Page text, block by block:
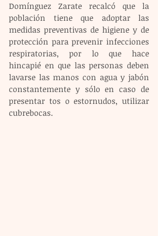
Domínguez Zarate recalcó que la
población tiene que adoptar las
medidas preventivas de higiene y de
protección para prevenir infecciones
respiratorias, por lo que hace
hincapié en que las personas deben
lavarse las manos con agua y jabón
constantemente y sólo en caso de
presentar tos o estornudos, utilizar
cubrebocas.